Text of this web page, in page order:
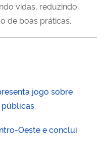
vidas, reduzindo
de boas práticas.
jogo sobre
Oeste e conclui